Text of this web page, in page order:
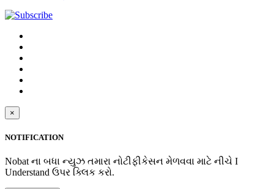
×
NOTIFICATION
Nobat ના બધા ન્યુઝ તમારા નોટીફીકેસન મેળવવા માટે નીચે I
Understand ઉપર ક્લિક કરો.